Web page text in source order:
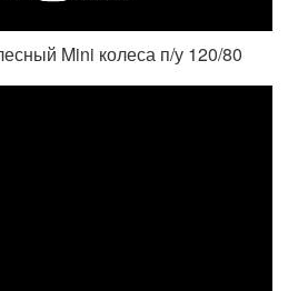
Mini колеса п/у 120/80